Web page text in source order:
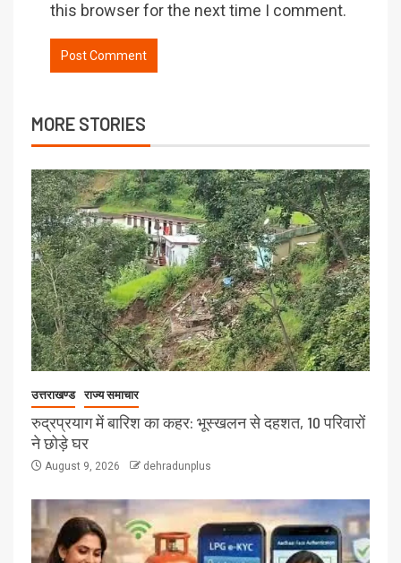
this browser for the next time I comment.
MORE STORIES
उत्तराखण्ड राज्य समाचार
रुद्रप्रयाग में बारिश का कहर: भूस्खलन से दहशत, 10 परिवारों
ने छोड़े घर
August 9, 2026 dehradunplus